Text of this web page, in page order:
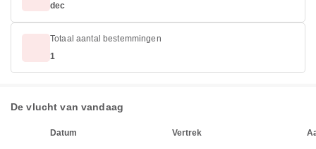
dec
Totaal aantal bestemmingen
1
De vlucht van vandaag
Datum Vertrek